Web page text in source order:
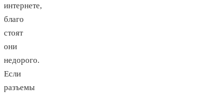
интернете,
благо
стоят
они
недорого.
Если
разъемы